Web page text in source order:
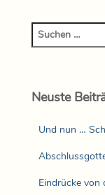
Neuste
Und nun …
Eindrücke von